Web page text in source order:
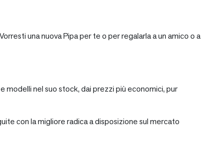
una nuova Pipa per te o per regalarla a un amico o a
modelli nel suo stock, dai prezzi più economici, pur
con la migliore radica a disposizione sul mercato